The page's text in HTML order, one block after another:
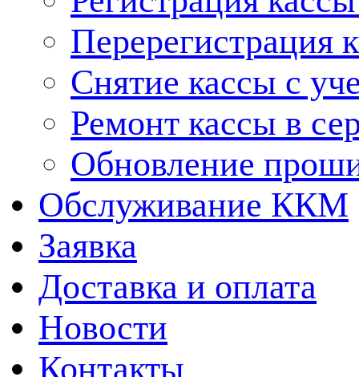
Снятие кассы с
Ремонт кассы в
Обновление
Обслуживание ККМ
Заявка
Доставка и оплата
Новости
Контакты